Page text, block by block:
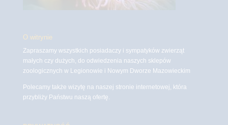
O witrynie
Zapraszamy wszystkich posiadaczy i sympatyków zwierząt
małych czy dużych, do odwiedzenia naszych sklepów
zoologicznych w Legionowie i Nowym Dworze Mazowieckim
Polecamy także wizytę na naszej stronie internetowej, która
przybliży Państwu naszą ofertę.